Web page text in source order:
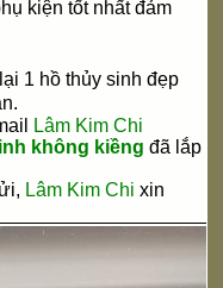
kiện tốt nhất đảm
1 hồ thủy sinh đẹp
Lâm Kim Chi
không kiềng đã lắp
Lâm Kim Chi xin